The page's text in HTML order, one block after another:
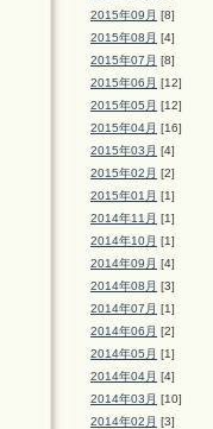
2015年09月 [8]
2015年08月 [4]
2015年07月 [8]
2015年06月 [12]
2015年05月 [12]
2015年04月 [16]
2015年03月 [4]
2015年02月 [2]
2015年01月 [1]
2014年11月 [1]
2014年10月 [1]
2014年09月 [4]
2014年08月 [3]
2014年07月 [1]
2014年06月 [2]
2014年05月 [1]
2014年04月 [4]
2014年03月 [10]
2014年02月 [3]